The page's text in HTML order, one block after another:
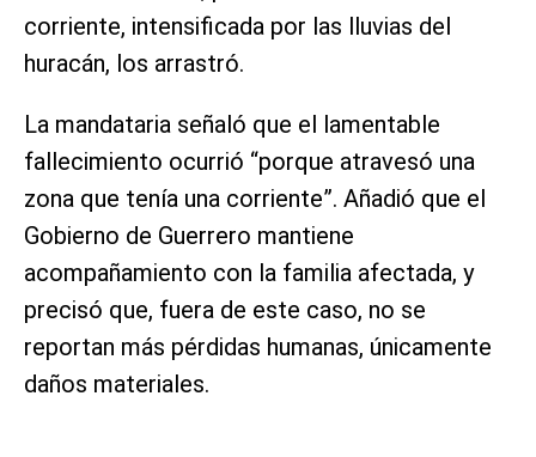
corriente, intensificada por las lluvias del
huracán, los arrastró.
La mandataria señaló que el lamentable
fallecimiento ocurrió “porque atravesó una
zona que tenía una corriente”. Añadió que el
Gobierno de Guerrero mantiene
acompañamiento con la familia afectada, y
precisó que, fuera de este caso, no se
reportan más pérdidas humanas, únicamente
daños materiales.